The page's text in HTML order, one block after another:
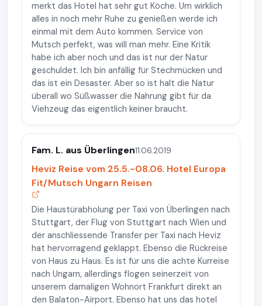
merkt das Hotel hat sehr gut Köche. Um wirklich
alles in noch mehr Ruhe zu genießen werde ich
einmal mit dem Auto kommen. Service von
Mutsch perfekt, was will man mehr. Eine Kritik
habe ich aber noch und das ist nur der Natur
geschuldet. Ich bin anfällig für Stechmücken und
das ist ein Desaster. Aber so ist halt die Natur
überall wo Süßwasser die Nahrung gibt für da
Viehzeug das eigentlich keiner braucht.
Fam. L. aus Überlingen11.06.2019
Heviz Reise vom 25.5.-08.06. Hotel Europa
Fit/Mutsch Ungarn Reisen
Die Haustürabholung per Taxi von Überlingen nach
Stuttgart, der Flug von Stuttgart nach Wien und
der anschliessende Transfer per Taxi nach Heviz
hat hervorragend geklappt. Ebenso die Rückreise
von Haus zu Haus. Es ist für uns die achte Kurreise
nach Ungarn, allerdings flogen seinerzeit von
unserem damaligen Wohnort Frankfurt direkt an
den Balaton-Airport. Ebenso hat uns das hotel